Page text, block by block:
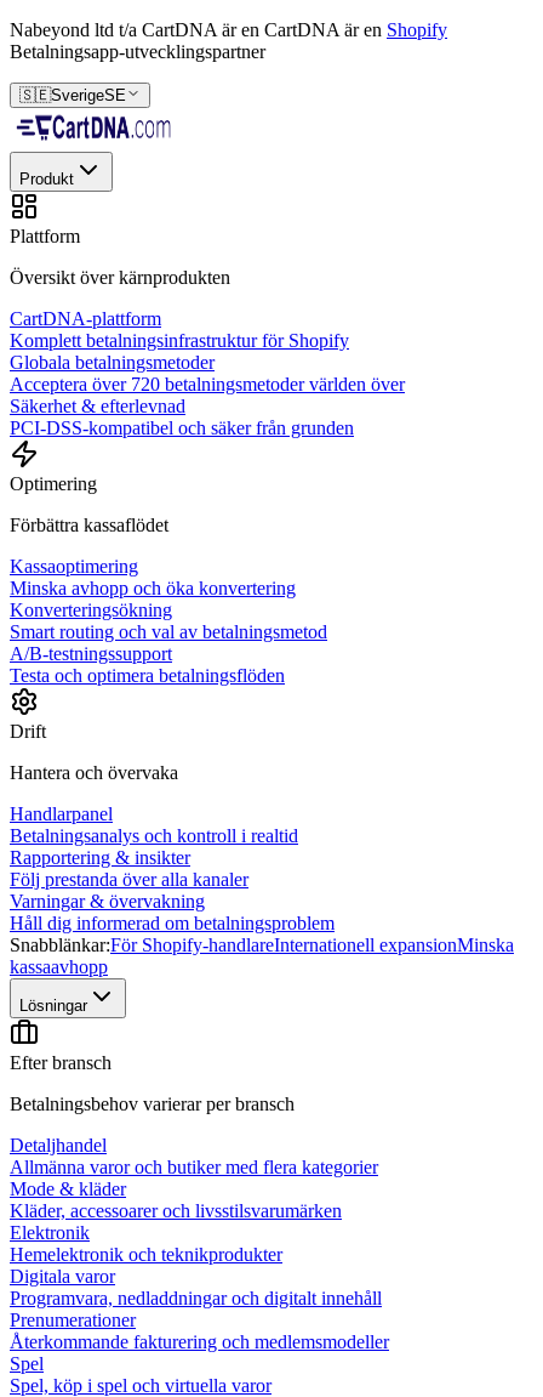
Nabeyond ltd t/a CartDNA är en CartDNA är en Shopify
Betalningsapp-utvecklingspartner
🇸🇪SverigeSE
Produkt
Plattform
Översikt över kärnprodukten
CartDNA-plattform
Komplett betalningsinfrastruktur för Shopify
Globala betalningsmetoder
Acceptera över 720 betalningsmetoder världen över
Säkerhet & efterlevnad
PCI-DSS-kompatibel och säker från grunden
Optimering
Förbättra kassaflödet
Kassaoptimering
Minska avhopp och öka konvertering
Konverteringsökning
Smart routing och val av betalningsmetod
A/B-testningssupport
Testa och optimera betalningsflöden
Drift
Hantera och övervaka
Handlarpanel
Betalningsanalys och kontroll i realtid
Rapportering & insikter
Följ prestanda över alla kanaler
Varningar & övervakning
Håll dig informerad om betalningsproblem
Snabblänkar:För Shopify-handlareInternationell expansionMinska
kassaavhopp
Lösningar
Efter bransch
Betalningsbehov varierar per bransch
Detaljhandel
Allmänna varor och butiker med flera kategorier
Mode & kläder
Kläder, accessoarer och livsstilsvarumärken
Elektronik
Hemelektronik och teknikprodukter
Digitala varor
Programvara, nedladdningar och digitalt innehåll
Prenumerationer
Återkommande fakturering och medlemsmodeller
Spel
Spel, köp i spel och virtuella varor